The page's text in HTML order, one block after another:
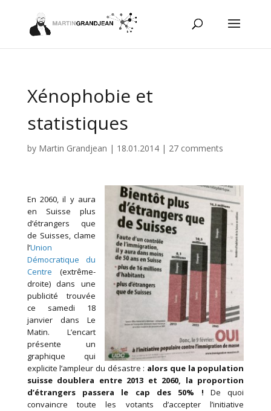
Xénophobie et
statistiques
by Martin Grandjean | 18.01.2014| 27 comments
En 2060, il y aura
en Suisse plus
d’étrangers que
de Suisses, clame
l’Union
Démocratique du
Centre (extrême-
droite) dans une
publicité trouvée
ce samedi 18
janvier dans Le
Matin. L’encart
présente un
graphique qui
explicite l’ampleur du désastre : alors que la population
suisse doublera entre 2013 et 2060, la proportion
d’étrangers passera le cap des 50% ! De quoi
convaincre toute les votants d’accepter l’initiative